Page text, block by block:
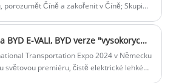
porozumět Číně a zakořenit v Číně; Skupina
v Chengdu 2024 obě značky přinesly
které se ve srovnání s minulostí
změnily a jsou dokonce ohromující.
Světová premiéra BYD E-VALI, BYD verze "vysokorychlostní železnice" přichází! Vnitřní prostor je obrovský
Transportation Expo 2024 v Německu
světovou premiéru, čistě elektrické lehké